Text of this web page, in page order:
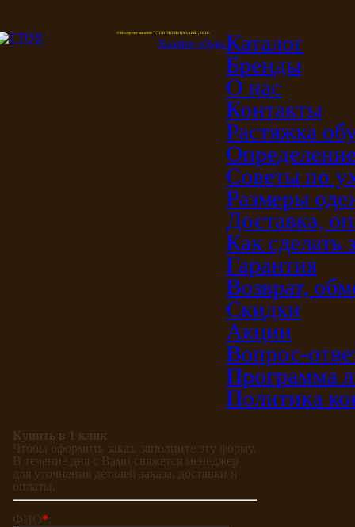
© Интернет-магазин "ETOR ОБУВЬ КАЗАКИ", 2026.
Казаки обувьКаталог
Бренды
О нас
Контакты
Растяжка
Советы по
Размеры
Доставка,
Как сделать
Гарантия
Возврат,
Скидки
Акции
Вопрос-
Программа
Политика
Купить в 1 клик
Чтобы оформить заказ, заполните эту форму.
В течение дня с Вами свяжется менеджер
для уточнения деталей заказа, доставки и
оплаты.
ФИО*